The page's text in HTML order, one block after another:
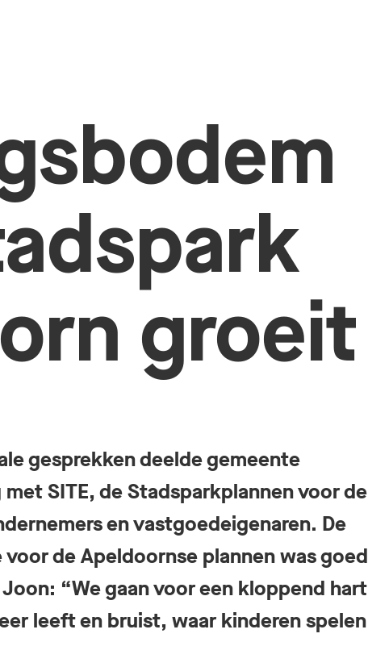
groeit
gesprekken deelde gemeente
SITE, de Stadsparkplannen voor de
en vastgoedeigenaren. De
de Apeldoornse plannen was goed
“We gaan voor een kloppend hart
leeft en bruist, waar kinderen spelen